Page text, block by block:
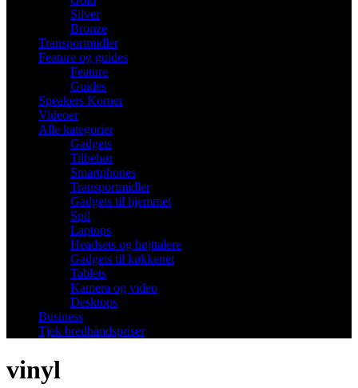
Silver
Bronze
Transportmidler
Feature og guides
Feature
Guides
Speakers Korner
Videoer
Alle kategorier
Gadgets
Tilbehør
Smartphones
Transportmidler
Gadgets til hjemmet
Spil
Laptops
Headsets og højttalere
Gadgets til køkkenet
Tablets
Kamera og video
Desktops
Business
Tjek bredbåndspriser
vinyl